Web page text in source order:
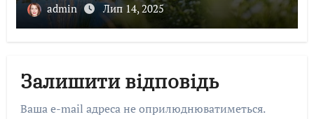
admin Лип 14, 2025
Залишити відповідь
Ваша e-mail адреса не оприлюднюватиметься.